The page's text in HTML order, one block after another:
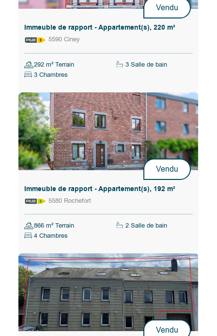
Vendu
Immeuble de rapport - Appartement(s), 220 m²
5590 Ciney
292 m² Terrain
3 Salle de bain
3 Chambres
Vendu
Immeuble de rapport - Appartement(s), 192 m²
5580 Rochefort
866 m² Terrain
2 Salle de bain
4 Chambres
Vendu